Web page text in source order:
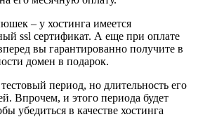
– у хостинга имеется
ssl сертификат. А еще при оплате
вы гарантированно получите в
домен в подарок.
период, но длительность его
Впрочем, и этого периода будет
убедиться в качестве хостинга